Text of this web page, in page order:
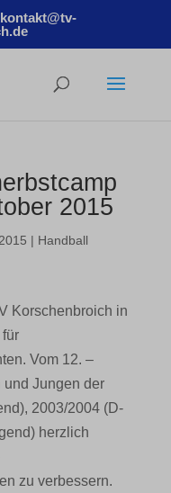
kontakt@tv-
2015
| Handball
Korschenbroich in
Vom 12. –
Jungen der
2003/2004 (D-
herzlich
zu verbessern.